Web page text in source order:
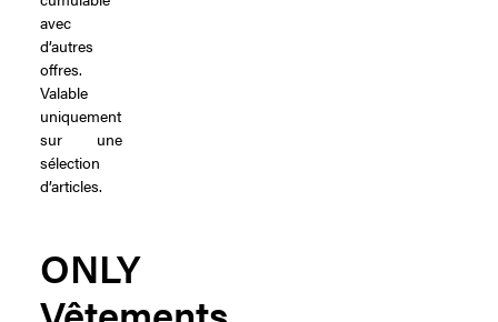
avec
d’autres
offres.
Valable
uniquement
sur une
sélection
d’articles.
ONLY